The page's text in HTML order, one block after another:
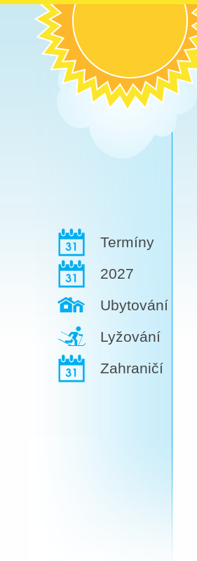
Termíny
2027
Ubytování
Lyžování
Zahraničí